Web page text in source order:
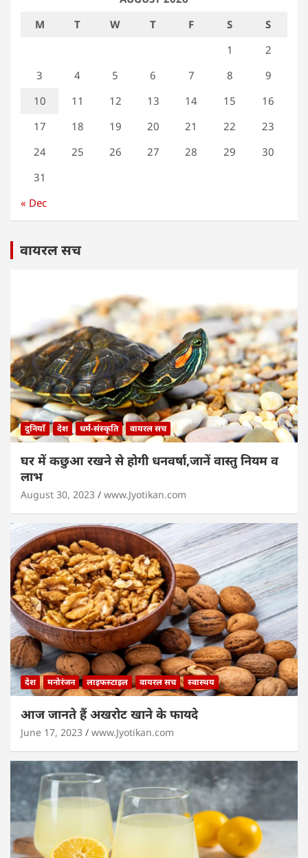
M
T W T F S
S
1
2
3
4 5 6 7 8
9
10
11 12 13 14 15
16
17
18 19 20 21 22
23
24
25 26 27 28 29
30
31
« Dec
वायरल सच
दुनियाँ देश धर्म-संस्कृति वायरल सच
घर में कछुआ रखने से होगी धनवर्षा,जानें वास्तु नियम व
लाभ
August 30, 2023 www.Jyotikan.com
देश मनोरंजन लाइफस्टाइल वायरल सच स्वास्थय
आज जानते हैं अखरोट खाने के फायदे
June 17, 2023 www.Jyotikan.com